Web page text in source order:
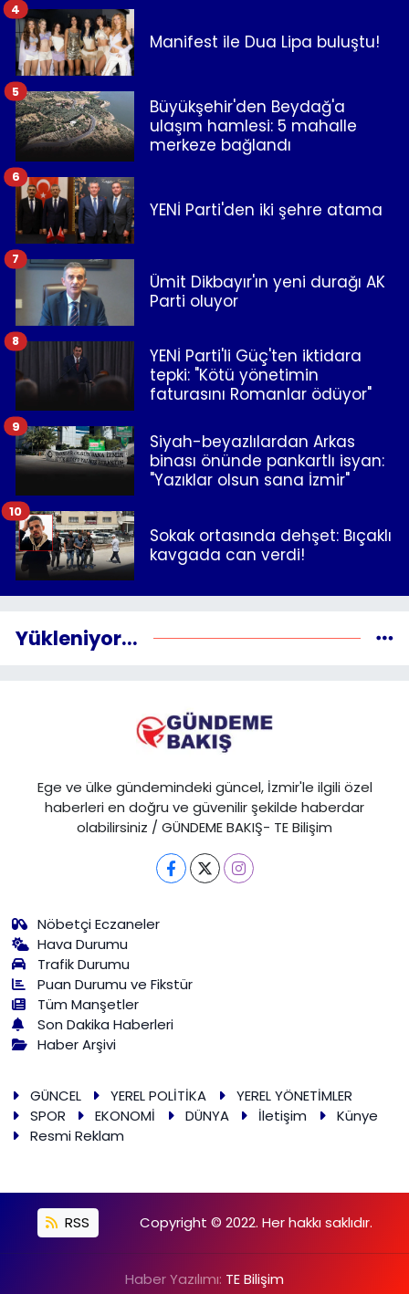
Manifest ile Dua Lipa buluştu!
4
Büyükşehir'den Beydağ'a
ulaşım hamlesi: 5 mahalle
merkeze bağlandı
5
YENİ Parti'den iki şehre atama
6
Ümit Dikbayır'ın yeni durağı AK
Parti oluyor
7
YENİ Parti'li Güç'ten iktidara
tepki: "Kötü yönetimin
faturasını Romanlar ödüyor"
8
Siyah-beyazlılardan Arkas
binası önünde pankartlı isyan:
"Yazıklar olsun sana İzmir"
9
Sokak ortasında dehşet: Bıçaklı
kavgada can verdi!
10
Yükleniyor...
Ege ve ülke gündemindeki güncel, İzmir'le ilgili özel
haberleri en doğru ve güvenilir şekilde haberdar
olabilirsiniz / GÜNDEME BAKIŞ- TE Bilişim
Nöbetçi Eczaneler
Hava Durumu
Trafik Durumu
Puan Durumu ve Fikstür
Tüm Manşetler
Son Dakika Haberleri
Haber Arşivi
GÜNCEL YEREL POLİTİKA
YEREL YÖNETİMLER
SPOR
EKONOMİ DÜNYA İletişim
Künye
Resmi Reklam
RSS Copyright © 2022. Her hakkı saklıdır.
Haber Yazılımı: TE Bilişim